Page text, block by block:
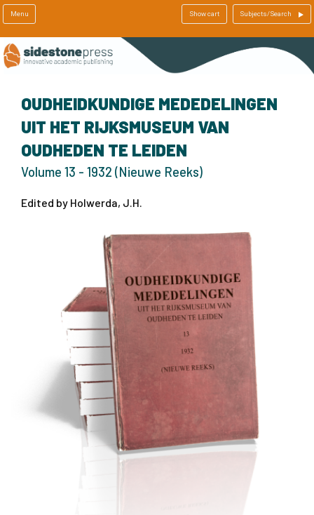
Menu Show cart Subjects/Search
OUDHEIDKUNDIGE MEDEDELINGEN
UIT HET RIJKSMUSEUM VAN
OUDHEDEN TE LEIDEN
Volume 13 - 1932 (Nieuwe Reeks)
Edited by Holwerda, J.H.